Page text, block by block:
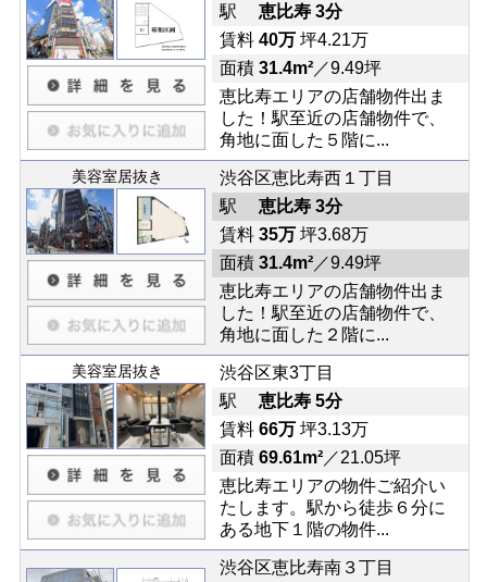
駅 恵比寿 3分
賃料 40万坪4.21万
面積 31.4m²／9.49坪
恵比寿エリアの店舗物件出ま
した！駅至近の店舗物件で、
角地に面した５階に...
美容室居抜き
渋谷区恵比寿西１丁目
駅 恵比寿 3分
賃料 35万坪3.68万
面積 31.4m²／9.49坪
恵比寿エリアの店舗物件出ま
した！駅至近の店舗物件で、
角地に面した２階に...
美容室居抜き
渋谷区東3丁目
駅 恵比寿 5分
賃料 66万坪3.13万
面積 69.61m²／21.05坪
恵比寿エリアの物件ご紹介い
たします。駅から徒歩６分に
ある地下１階の物件...
渋谷区恵比寿南３丁目